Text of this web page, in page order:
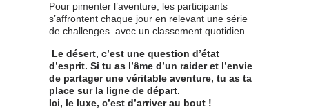
Pour pimenter l’aventure, les participants
s’affrontent chaque jour en relevant une série
de challenges avec un classement quotidien.
Le désert, c’est une question d’état
d’esprit. Si tu as l’âme d’un raider et l’envie
de partager une véritable aventure, tu as ta
place sur la ligne de départ.
Ici, le luxe, c’est d’arriver au bout !